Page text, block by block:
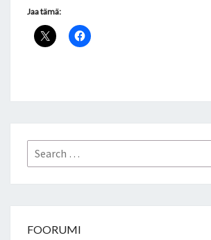
Jaa tämä:
Search
for:
FOORUMI